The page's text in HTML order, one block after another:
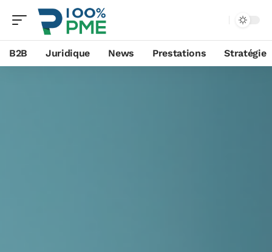
B2B Juridique News Prestations Stratégie